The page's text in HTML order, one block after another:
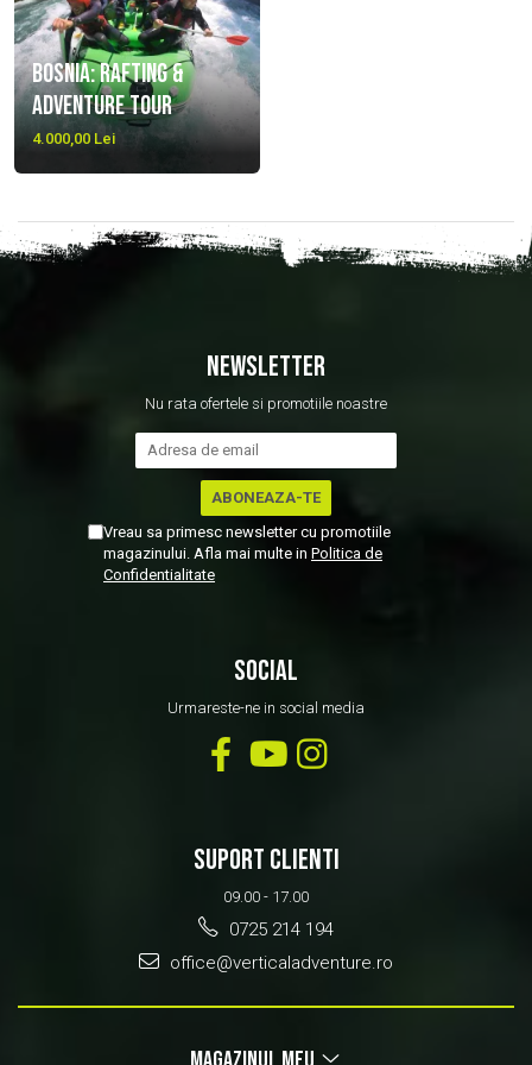
Bosnia: Rafting &
Adventure Tour
4.000,00 Lei
NEWSLETTER
Nu rata ofertele si promotiile noastre
Vreau sa primesc newsletter cu promotiile
magazinului. Afla mai multe in Politica de
Confidentialitate
SOCIAL
Urmareste-ne in social media
SUPORT CLIENTI
09.00 - 17.00
0725 214 194
office@verticaladventure.ro